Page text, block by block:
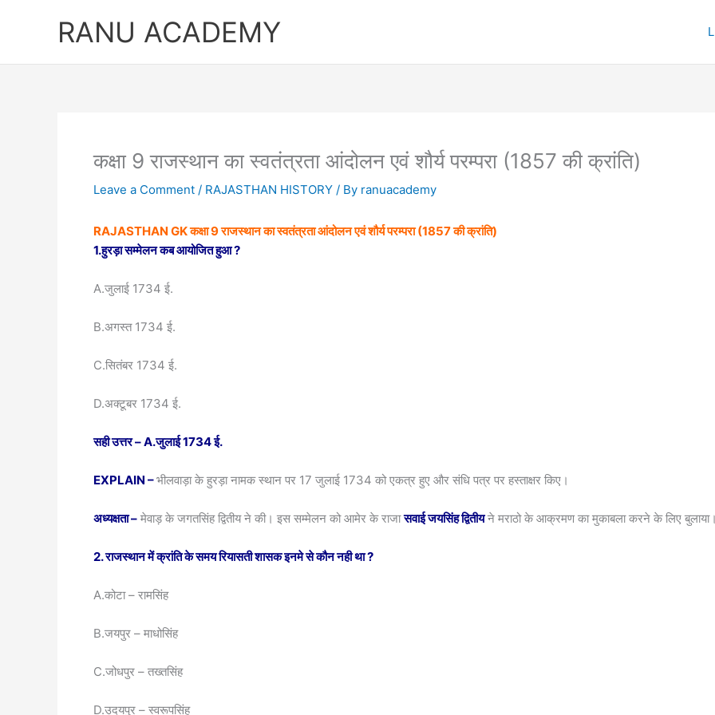
RANU ACADEMY
कक्षा 9 राजस्थान का स्वतंत्रता आंदोलन एवं शौर्य परम्परा (1857 की क्रांति)
Leave a Comment / RAJASTHAN HISTORY / By ranuacademy
RAJASTHAN GKकक्षा9राजस्थान का स्वतंत्रता आंदोलन एवं शौर्य परम्परा (1857की क्रांति)
1.हुरड़ा सम्मेलन कब आयोजित हुआ?
A.जुलाई 1734 ई.
B.अगस्त 1734 ई.
C.सितंबर 1734 ई.
D.अक्टूबर 1734 ई.
सही उत्तर –A.जुलाई1734ई.
EXPLAIN –भीलवाड़ा के हुरड़ा नामक स्थान पर 17 जुलाई 1734 को एकत्र हुए और संधि पत्र पर हस्ताक्षर किए।
अध्यक्षता – मेवाड़ के जगतसिंह द्वितीय ने की। इस सम्मेलन को आमेर के राजासवाई जयसिंह द्वितीय ने मराठो के आक्रमण का मुकाबला करने के लिए
2. राजस्थान में क्रांति के समय रियासती शासक इनमे से कौन नही था?
A.कोटा – रामसिंह
B.जयपुर – माधोसिंह
C.जोधपुर – तख्तसिंह
D.उदयपुर – स्वरूपसिंह